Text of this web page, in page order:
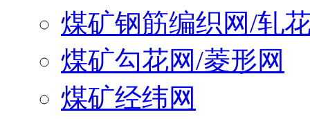
煤矿钢筋编织网/轧
煤矿勾花网/菱形网
煤矿经纬网